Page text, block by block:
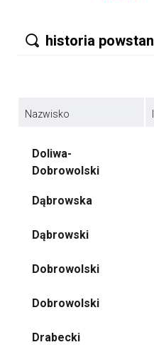
Nazwisko
Doliwa-
Dobrowolski
Dąbrowska
Dąbrowski
Dobrowolski
Dobrowolski
Drabecki